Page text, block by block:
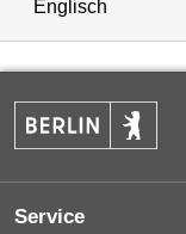
Englisch
Service